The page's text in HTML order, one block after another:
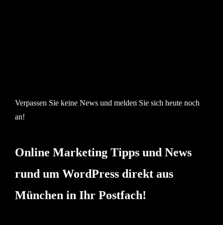
Verpassen Sie keine News und melden Sie sich heute noch
an!
Online Marketing Tipps und News
rund um WordPress direkt aus
München in Ihr Postfach!